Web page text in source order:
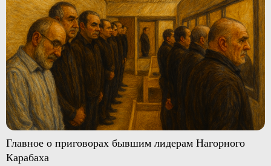
Главное о приговорах бывшим лидерам Нагорного
Карабаха